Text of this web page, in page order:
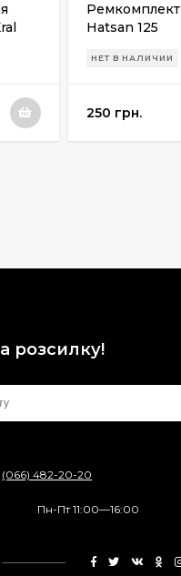
Ремкомплект
Hatsan 125
НЕТ В НАЛИЧИИ
250 грн.
розсилку!
(066) 482-20-20
Пн-Пт 11:00—16:00